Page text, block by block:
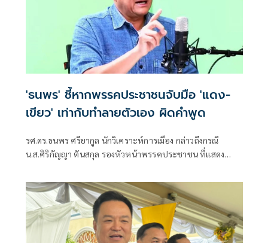
'ธนพร' ชี้หากพรรคประชาชนจับมือ 'แดง-
เขียว' เท่ากับทำลายตัวเอง ผิดคำพูด
รศ.ดร.ธนพร ศรียากูล นักวิเคราะห์การเมือง กล่าวถึงกรณี
น.ส.ศิริกัญญา ตันสกุล รองหัวหน้าพรรคประชาชน ที่แสดง
พรรคภูมิใจไทย ก็จำเป็นต้องพูดคุยกับพรรคประชาชนด้วยว่า